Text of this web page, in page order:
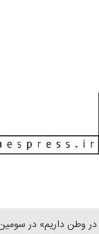
وطن داریم» در